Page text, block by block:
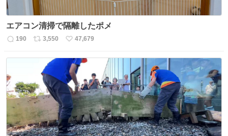
エアコン清掃で隔離したポメ
返
190
リ
数
3,550
い
ね
数
47,679